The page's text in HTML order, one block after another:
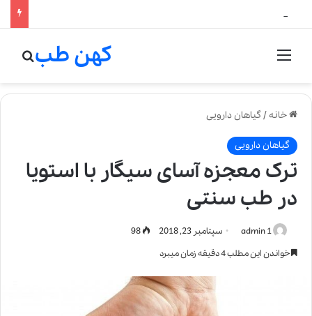
منو کهن طب
خانه/ گیاهان دارویی
گیاهان دارویی
ترک معجزه آسای سیگار با استویا
در طب سنتی
admin 1 سپتامبر 23, 2018
خواندن این مطلب 4 دقیقه زمان میبرد